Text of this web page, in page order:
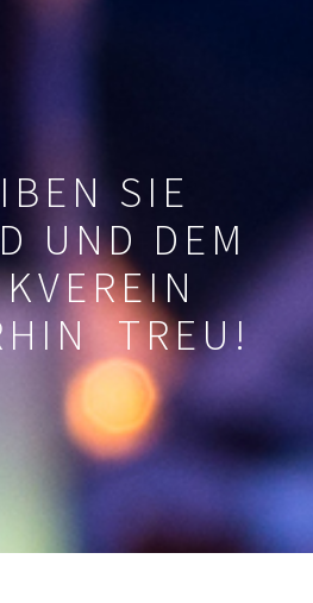
SIE
UND DEM
TREU!